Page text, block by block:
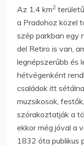
Az 1,4 km2
a Pradohoz közel
szép parkban egy
del Retiro is van,
legnépszerűbb és
hétvégenként
családok itt
muzsikosok,
szórakoztatják a
ekkor még jóval a
1832 óta publikus